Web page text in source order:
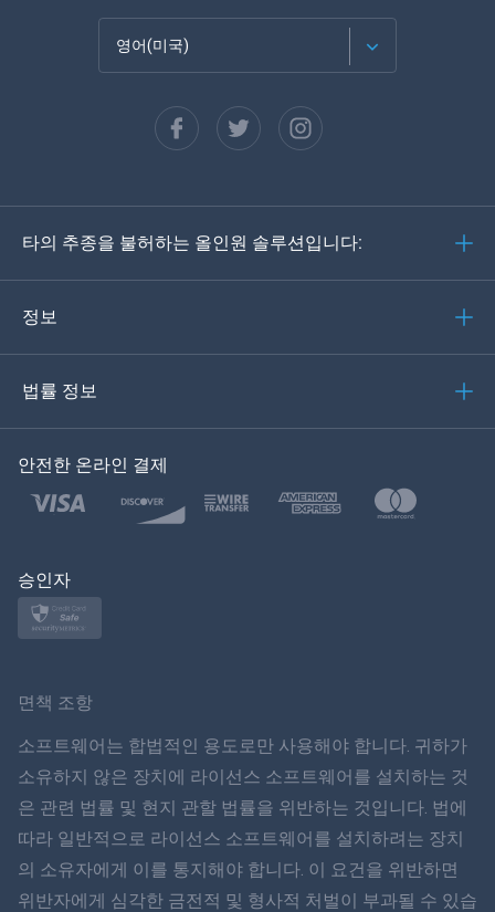
영어(미국)
Español
Deutsch
Türkçe
Polski
ภาษาไทย
简体中文
Dansk
हिंदी
타의 추종을 불허하는 올인원 솔루션입니다:
정보
법률 정보
안전한 온라인 결제
승인자
면책 조항
소프트웨어는 합법적인 용도로만 사용해야 합니다. 귀하가
소유하지 않은 장치에 라이선스 소프트웨어를 설치하는 것
은 관련 법률 및 현지 관할 법률을 위반하는 것입니다. 법에
따라 일반적으로 라이선스 소프트웨어를 설치하려는 장치
의 소유자에게 이를 통지해야 합니다. 이 요건을 위반하면
위반자에게 심각한 금전적 및 형사적 처벌이 부과될 수 있습